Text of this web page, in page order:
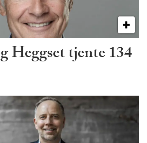
Heggset tjente 134